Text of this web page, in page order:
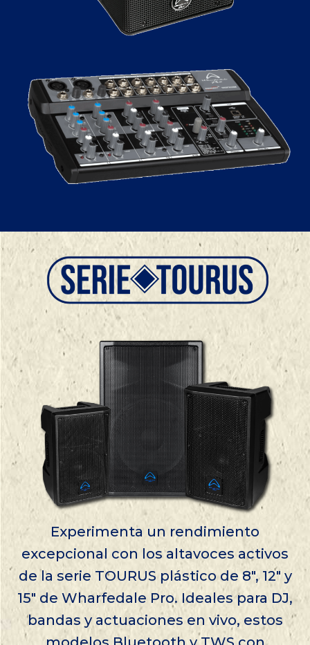
Experimenta un rendimiento
excepcional con los altavoces activos
de la serie TOURUS plástico de 8″, 12″ y
15″ de Wharfedale Pro. Ideales para DJ,
bandas y actuaciones en vivo, estos